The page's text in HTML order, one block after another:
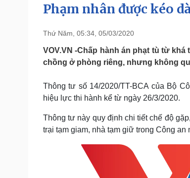
Nhận diện sự thật
Dấu ấn VOV
Pháp luật
Vụ án
Tư vấn luật
Quân sự -
Vũ khí
Phân tích
Sức khỏe
Dinh dưỡng - món ngon
Sản phụ khoa
Đời sống
Nhà đẹp
Blog
Tình yêu -
Phạm nhân được kéo
Thứ Năm, 05:34, 05/03/2020
VOV.VN -Chấp hành án phạt tù từ
chồng ở phòng riêng, nhưng không
Thông tư số 14/2020/TT-BCA của Bộ
hiệu lực thi hành kể từ ngày 26/3/2020.
Thông tư này quy định chi tiết chế độ
trại tạm giam, nhà tạm giữ trong Công an